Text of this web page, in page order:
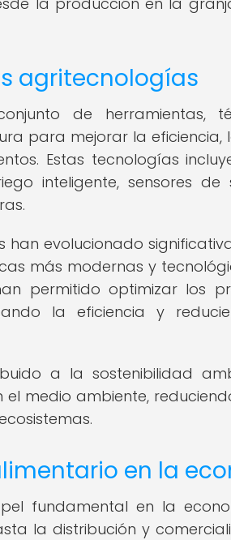
agritecnologías
de herramientas,
para mejorar la
Estas tecnologías
inteligente, sensores de
evolucionado
más modernas y
permitido optimizar los
la eficiencia y
a la sostenibilidad
medio ambiente,
en la
fundamental en la
la distribución y